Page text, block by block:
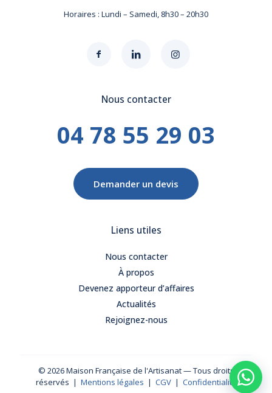
Horaires : Lundi – Samedi, 8h30 – 20h30
Nous contacter
04 78 55 29 03
Demander un devis
Liens utiles
Nous contacter
À propos
Devenez apporteur d’affaires
Actualités
Rejoignez-nous
© 2026 Maison Française de l'Artisanat — Tous droits
réservés | Mentions légales | CGV| Confidentialité